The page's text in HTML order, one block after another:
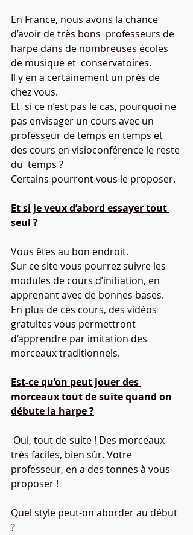
En France, nous avons la chance
d’avoir de très bons  professeurs de
harpe dans de nombreuses écoles
de musique et  conservatoires.
Il y en a certainement un près de
chez vous.
Et  si ce n’est pas le cas, pourquoi ne
pas envisager un cours avec un
professeur de temps en temps et
des cours en visioconférence le reste
du  temps ?
Certains pourront vous le proposer.
Et si je veux d’abord essayer tout
seul ?
Vous êtes au bon endroit.
Sur ce site vous pourrez suivre les
modules de cours d’initiation, en
apprenant avec de bonnes bases.
En plus de ces cours, des vidéos
gratuites vous permettront
d‘apprendre par imitation des
morceaux traditionnels.
Est-ce qu’on peut jouer des
morceaux tout de suite quand on
débute la harpe ?
très faciles, bien sûr. Votre
professeur, en a des tonnes à vous
proposer !
Quel style peut-on aborder au début
?